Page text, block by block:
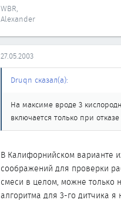
WBR,
Alexander
27.05.2003
Druqn сказал(а):
На максиме вроде 3
включается только при
В Калифорнийском варианте
соображений для проверки
смеси в целом, можне только
алгоритма для 3-го дитчика я